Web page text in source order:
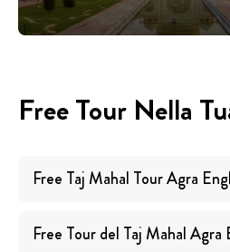
Free Tour Nella
Free Taj Mahal Tour Agra
Free Tour del Taj Mahal Agra